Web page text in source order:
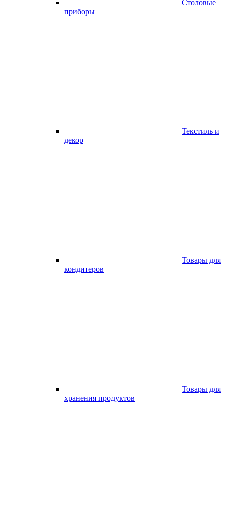
Столовые
приборы
Текстиль и
декор
Товары для
кондитеров
Товары для
хранения продуктов